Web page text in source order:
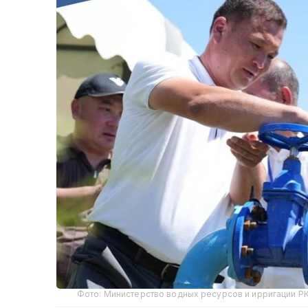
Фото: Министерство водных ресурсов и ирригации